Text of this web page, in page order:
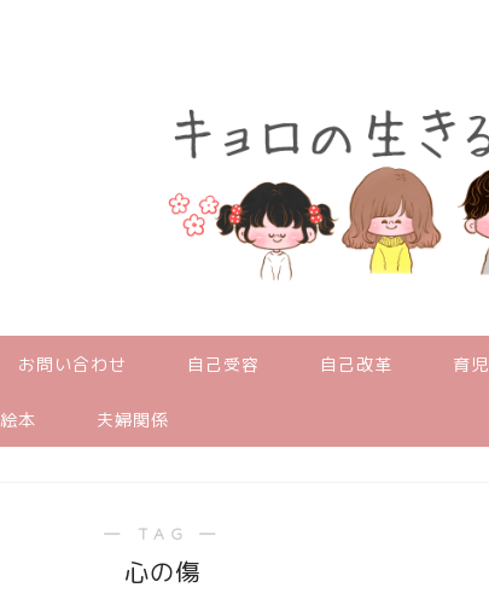
お問い合わせ 自己受容 自己改革 育児
絵本 夫婦関係
― TAG ―
心の傷